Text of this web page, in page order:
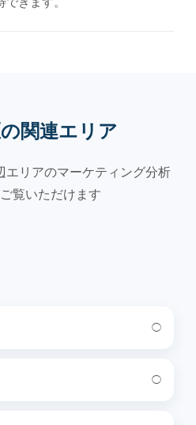
関連エリア
エリアのマーケティング分析
覧いただけます
◯
◯